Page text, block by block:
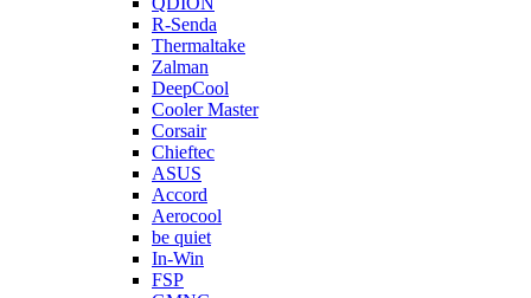
R-Senda
Thermaltake
Zalman
DeepCool
Cooler Master
Corsair
Chieftec
ASUS
Accord
Aerocool
be quiet
In-Win
FSP